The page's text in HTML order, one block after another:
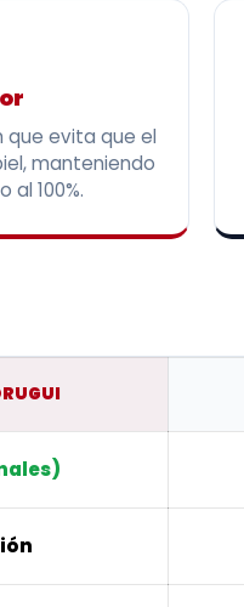
que evita que el
manteniendo
100%.